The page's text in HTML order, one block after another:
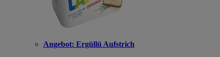
Angebot: Ergüllü Aufstrich